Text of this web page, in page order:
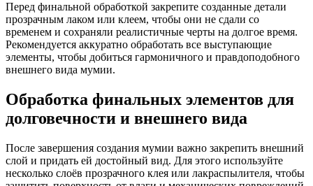
Перед финальной обработкой закрепите созданные детали
прозрачным лаком или клеем, чтобы они не сдали со
временем и сохраняли реалистичные черты на долгое время.
Рекомендуется аккуратно обработать все выступающие
элементы, чтобы добиться гармоничного и правдоподобного
внешнего вида мумии.
Обработка финальных элементов для
долговечности и внешнего вида
После завершения создания мумии важно закрепить внешний
слой и придать ей достойный вид. Для этого используйте
несколько слоёв прозрачного клея или лакраспылителя, чтобы